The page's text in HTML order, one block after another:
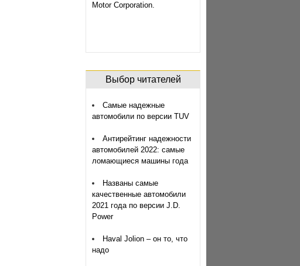
Motor Corporation.
Выбор читателей
Самые надежные
автомобили по версии TUV
Антирейтинг надежности
автомобилей 2022: самые
ломающиеся машины года
Названы самые
качественные автомобили
2021 года по версии J.D.
Power
Haval Jolion – он то, что
надо